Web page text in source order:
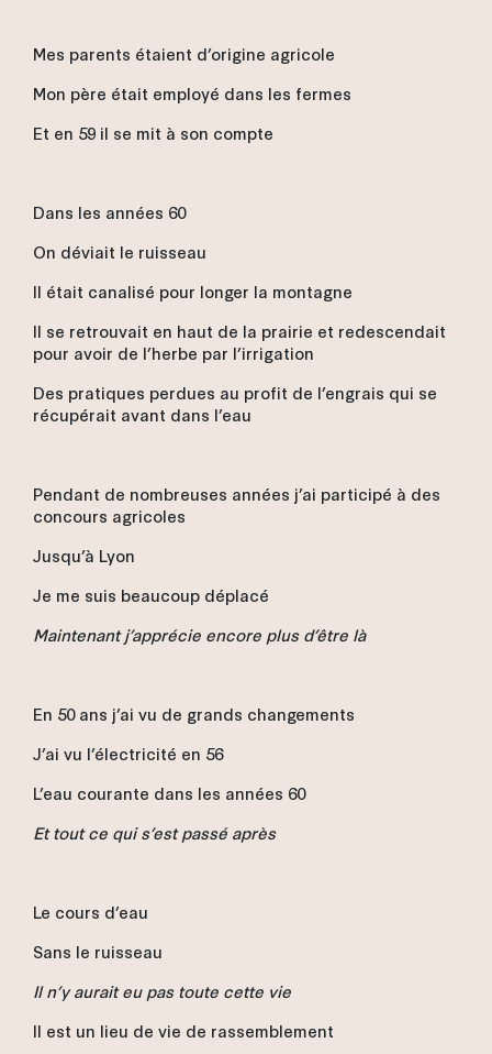
Mes parents étaient d’origine agricole
Mon père était employé dans les fermes
Et en 59 il se mit à son compte
Dans les années 60
On déviait le ruisseau
Il était canalisé pour longer la montagne
Il se retrouvait en haut de la prairie et redescendait
pour avoir de l’herbe par l’irrigation
Des pratiques perdues au profit de l’engrais qui se
récupérait avant dans l’eau
Pendant de nombreuses années j’ai participé à des
concours agricoles
Jusqu’à Lyon
Je me suis beaucoup déplacé
Maintenant j’apprécie encore plus d’être là
En 50 ans j’ai vu de grands changements
J’ai vu l’électricité en 56
L’eau courante dans les années 60
Et tout ce qui s’est passé après
Le cours d’eau
Sans le ruisseau
Il n’y aurait eu pas toute cette vie
Il est un lieu de vie de rassemblement